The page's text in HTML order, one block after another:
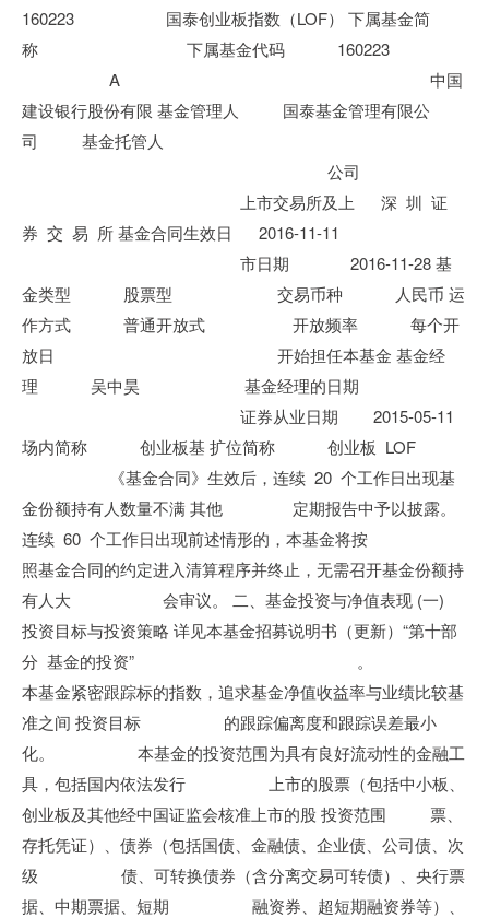
160223 国泰创业板指数（LOF） 下属基金简
称 下属基金代码 160223
A 中国
建设银行股份有限 基金管理人 国泰基金管理有限公
司 基金托管人
公司
上市交易所及上 深 圳 证
券 交 易 所 基金合同生效日 2016-11-11
市日期 2016-11-28 基
金类型 股票型 交易币种 人民币 运
作方式 普通开放式 开放频率 每个开
放日 开始担任本基金 基金经
理 吴中昊 基金经理的日期
证券从业日期 2015-05-11
场内简称 创业板基 扩位简称 创业板 LOF
《基金合同》生效后，连续 20 个工作日出现基
金份额持有人数量不满 其他 定期报告中予以披露。
连续 60 个工作日出现前述情形的，本基金将按
照基金合同的约定进入清算程序并终止，无需召开基金份额持
有人大 会审议。 二、基金投资与净值表现 (一)
投资目标与投资策略 详见本基金招募说明书（更新）“第十部
分 基金的投资” 。
本基金紧密跟踪标的指数，追求基金净值收益率与业绩比较基
准之间 投资目标 的跟踪偏离度和跟踪误差最小
化。 本基金的投资范围为具有良好流动性的金融工
具，包括国内依法发行 上市的股票（包括中小板、
创业板及其他经中国证监会核准上市的股 投资范围 票、
存托凭证）、债券（包括国债、金融债、企业债、公司债、次
级 债、可转换债券（含分离交易可转债）、央行票
据、中期票据、短期 融资券、超短期融资券等）、